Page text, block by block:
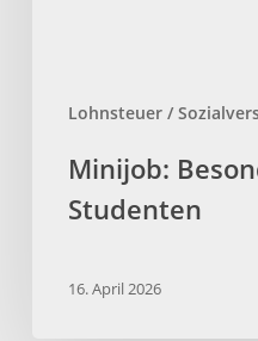
Lohnsteuer /
Minijob:
Studenten
16. April 2026